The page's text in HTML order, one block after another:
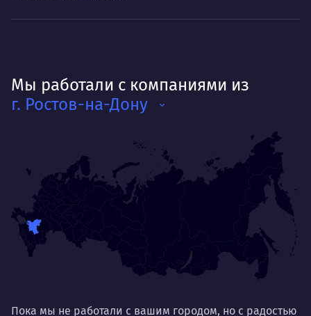
Мы работали с компаниями из
г. Ростов-на-Дону
Пока мы не работали с вашим городом, но с радостью